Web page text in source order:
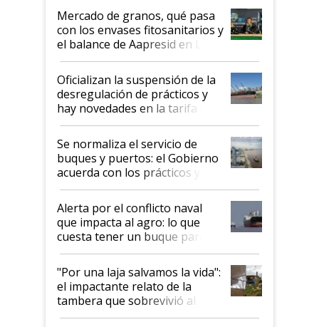
Mercado de granos, qué pasa
con los envases fitosanitarios y
el balance de Aapresid en La
Posta
Oficializan la suspensión de la
desregulación de prácticos y
hay novedades en la tarifa de
la hidrovía
Se normaliza el servicio de
buques y puertos: el Gobierno
acuerda con los prácticos y
suspende el decreto de
desregulación
Alerta por el conflicto naval
que impacta al agro: lo que
cuesta tener un buque parado
y el peligro de que Argentina
pase a ser "país sucio"
"Por una laja salvamos la vida":
el impactante relato de la
tambera que sobrevivió al
tornado